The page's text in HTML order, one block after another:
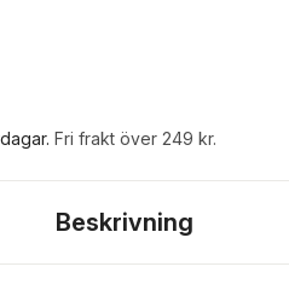
. Fri frakt över 249 kr.
Beskrivning